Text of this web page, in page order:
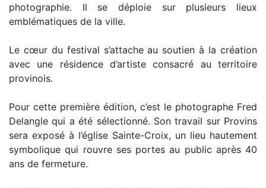
photographie. Il se déploie sur plusieurs lieux
emblématiques de la ville.
Le cœur du festival s’attache au soutien à la création
avec une résidence d’artiste consacré au territoire
provinois.
Pour cette première édition, c’est le photographe Fred
Delangle qui a été sélectionné. Son travail sur Provins
sera exposé à l’église Sainte-Croix, un lieu hautement
symbolique qui rouvre ses portes au public après 40
ans de fermeture.